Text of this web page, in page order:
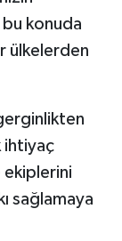
bu konuda
ülkelerden
ihtiyaç
ekiplerini
sağlamaya